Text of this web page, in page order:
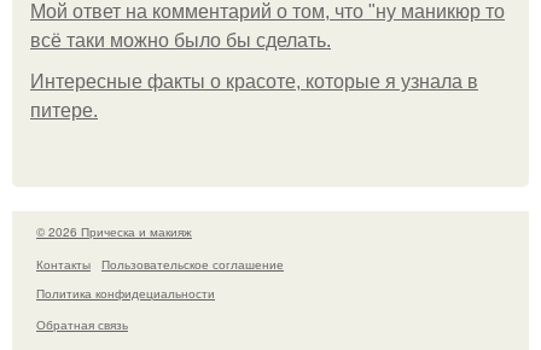
Мой ответ на комментарий о том, что "ну маникюр то
всё таки можно было бы сделать.
Интересные факты о красоте, которые я узнала в
питере.
© 2026 Прическа и макияж
Контакты
Пользовательское соглашение
Политика конфидециальности
Обратная связь